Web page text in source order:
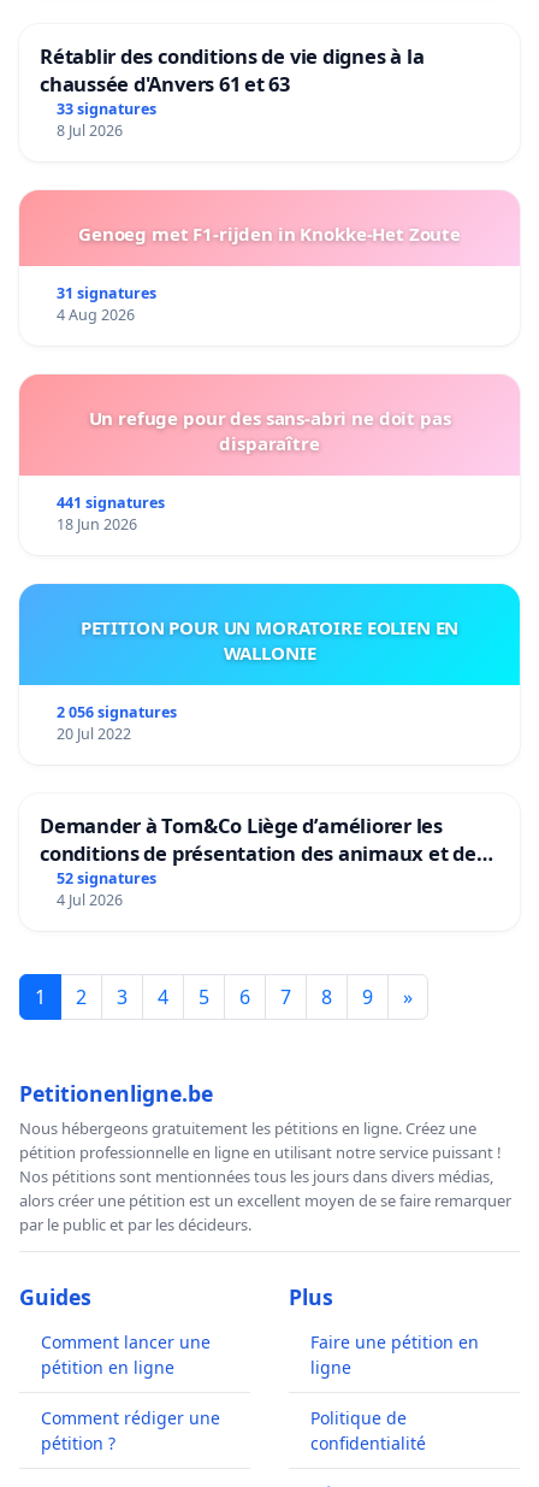
Rétablir des conditions de vie dignes à la
chaussée d'Anvers 61 et 63
33 signatures
8 Jul 2026
Genoeg met F1-rijden in Knokke-Het Zoute
31 signatures
4 Aug 2026
Un refuge pour des sans-abri ne doit pas
disparaître
441 signatures
18 Jun 2026
PETITION POUR UN MORATOIRE EOLIEN EN
WALLONIE
2 056 signatures
20 Jul 2022
Demander à Tom&Co Liège d’améliorer les
conditions de présentation des animaux et de
mettre fin à la vente d’animaux en magasin
52 signatures
4 Jul 2026
1 2 3 4 5 6 7 8 9 »
Petitionenligne.be
Nous hébergeons gratuitement les pétitions en ligne. Créez une
pétition professionnelle en ligne en utilisant notre service puissant !
Nos pétitions sont mentionnées tous les jours dans divers médias,
alors créer une pétition est un excellent moyen de se faire remarquer
par le public et par les décideurs.
Guides
Comment lancer une
pétition en ligne
Comment rédiger une
pétition ?
Plus
Faire une pétition en
ligne
Politique de
confidentialité